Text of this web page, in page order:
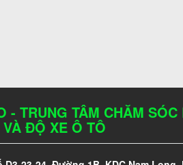
- TRUNG TÂM CHĂM SÓC
ĐỘ XE Ô TÔ